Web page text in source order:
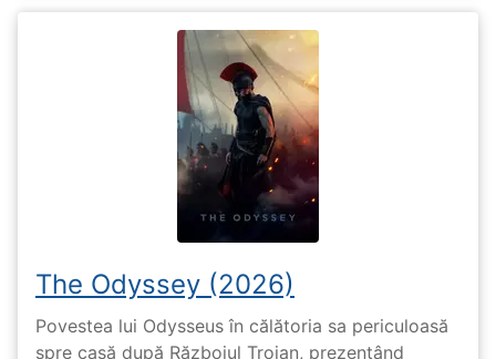
The Odyssey (2026)
Povestea lui Odysseus în călătoria sa periculoasă
spre casă după Războiul Troian, prezentând